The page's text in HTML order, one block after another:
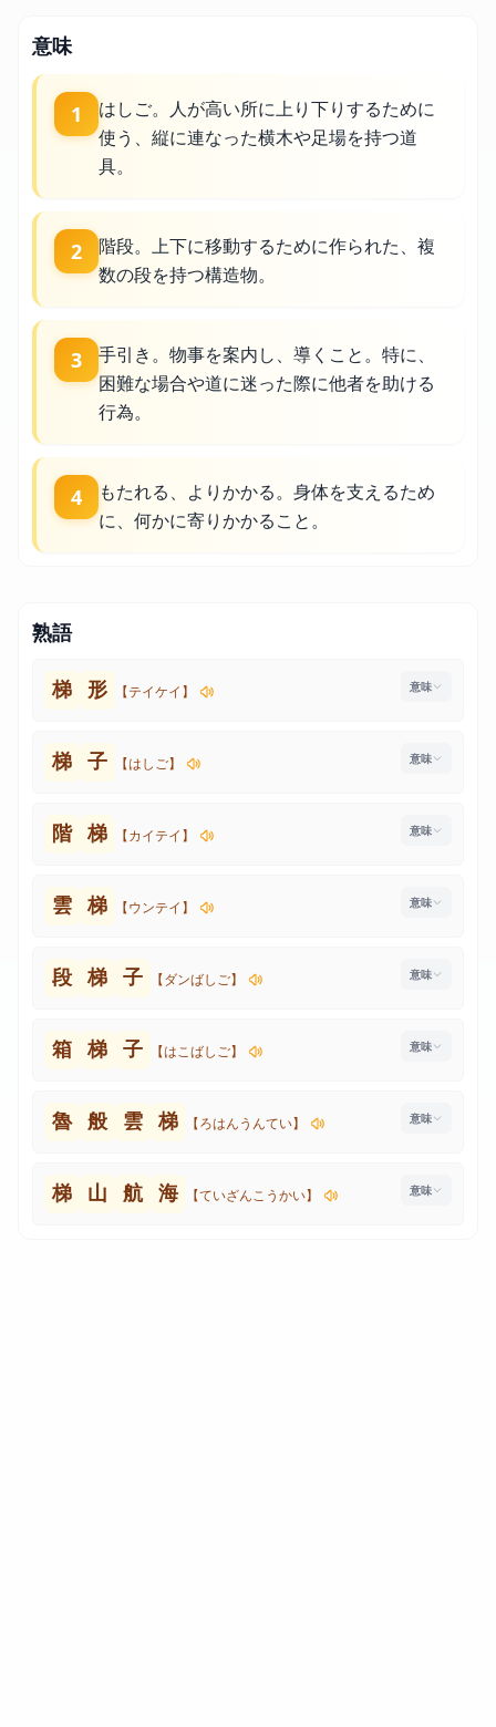
意味
1
はしご。人が高い所に上り下りするために
使う、縦に連なった横木や足場を持つ道
具。
2
階段。上下に移動するために作られた、複
数の段を持つ構造物。
3
手引き。物事を案内し、導くこと。特に、
困難な場合や道に迷った際に他者を助ける
行為。
4
もたれる、よりかかる。身体を支えるため
に、何かに寄りかかること。
熟語
梯 形 【テイケイ】
梯 子 【はしご】
階 梯 【カイテイ】
雲 梯 【ウンテイ】
段 梯 子 【ダンばしご】
箱 梯 子 【はこばしご】
魯 般 雲 梯 【ろはんうんてい】
梯 山 航 海 【ていざんこうかい】